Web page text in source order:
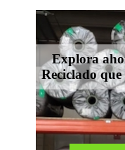
Explora
Reciclado